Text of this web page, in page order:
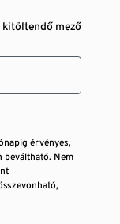
kitöltendő mező
érvényes,
beváltható. Nem